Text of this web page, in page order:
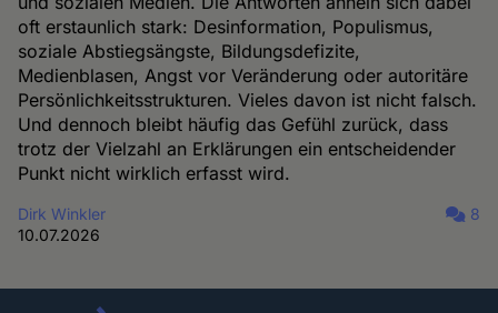
oft erstaunlich stark: Desinformation, Populismus,
soziale Abstiegsängste, Bildungsdefizite,
Medienblasen, Angst vor Veränderung oder autoritäre
Persönlichkeitsstrukturen. Vieles davon ist nicht falsch.
Und dennoch bleibt häufig das Gefühl zurück, dass
trotz der Vielzahl an Erklärungen ein entscheidender
Punkt nicht wirklich erfasst wird.
Dirk Winkler
10.07.2026
8